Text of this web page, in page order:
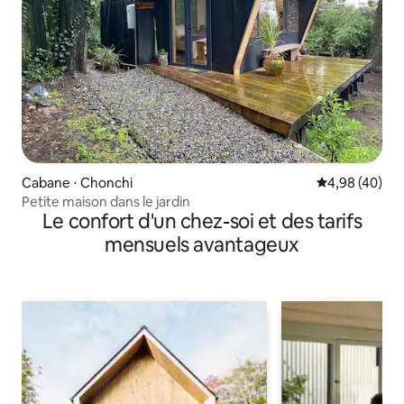
Cabane ⋅ Chonchi Évaluation
4,98 (40)
Petite maison dans le jardin
Le confort d'un chez-soi et des tarifs
mensuels avantageux